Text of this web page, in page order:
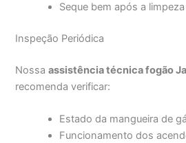
Seque bem após a limpeza
Inspeção Periódica
Nossaassistência técnica fogão
recomenda verificar:
Estado da mangueira de
Funcionamento dos